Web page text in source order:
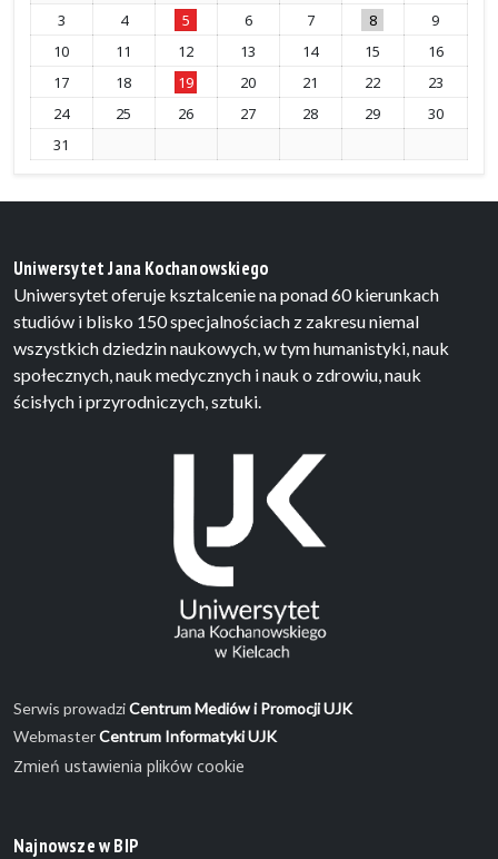
3
4 5 6 7 8
9
10
11 12 13 14 15
16
17
18 19 20 21 22
23
24
25 26 27 28 29
30
31
Uniwersytet Jana Kochanowskiego
Uniwersytet oferuje ksztalcenie na ponad 60 kierunkach
studiów i blisko 150 specjalnościach z zakresu niemal
wszystkich dziedzin naukowych, w tym humanistyki, nauk
społecznych, nauk medycznych i nauk o zdrowiu, nauk
ścisłych i przyrodniczych, sztuki.
Serwis prowadziCentrum Mediów i Promocji UJK
WebmasterCentrum Informatyki UJK
Zmień ustawienia plików cookie
Najnowsze w BIP